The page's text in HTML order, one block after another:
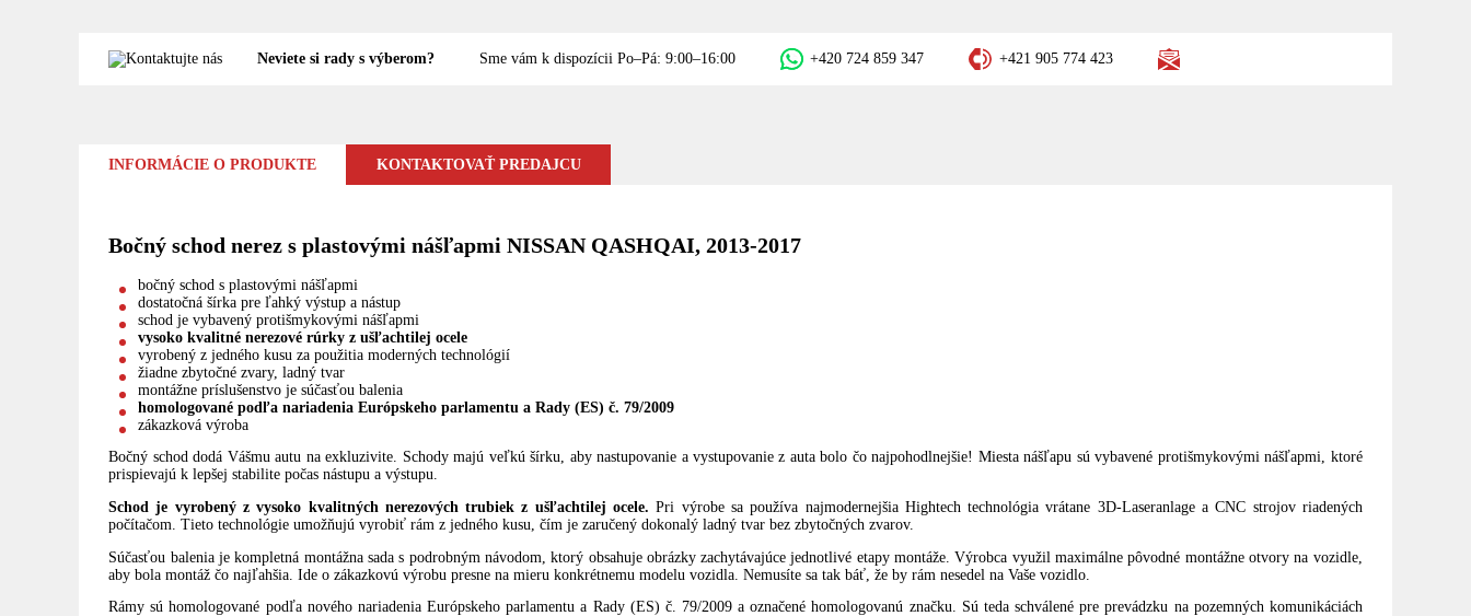
Neviete si rady s výberom? Sme vám k dispozícii Po–Pá: 9:00–16:00 +420 724 859 347 +421 905 774 423
INFORMÁCIE O PRODUKTE KONTAKTOVAŤ PREDAJCU
Bočný schod nerez s plastovými nášľapmi NISSAN QASHQAI, 2013-2017
bočný schod s plastovými nášľapmi
dostatočná šírka pre ľahký výstup a nástup
schod je vybavený protišmykovými nášľapmi
vysoko kvalitné nerezové rúrky z ušľachtilej ocele
vyrobený z jedného kusu za použitia moderných technológií
žiadne zbytočné zvary, ladný tvar
montážne príslušenstvo je súčasťou balenia
homologované podľa nariadenia Európskeho parlamentu a Rady (ES) č. 79/2009
zákazková výroba
Bočný schod dodá Vášmu autu na exkluzivite. Schody majú veľkú šírku, aby nastupovanie a vystupovanie z auta bolo čo najpohodlnejšie! Miesta nášľapu sú vybavené protišmykovými nášľapmi, ktoré
prispievajú k lepšej stabilite počas nástupu a výstupu.
Schod je vyrobený z vysoko kvalitných nerezových trubiek z ušľachtilej ocele. Pri výrobe sa používa najmodernejšia Hightech technológia vrátane 3D-Laseranlage a CNC strojov riadených
počítačom. Tieto technológie umožňujú vyrobiť rám z jedného kusu, čím je zaručený dokonalý ladný tvar bez zbytočných zvarov.
Súčasťou balenia je kompletná montážna sada s podrobným návodom, ktorý obsahuje obrázky zachytávajúce jednotlivé etapy montáže. Výrobca využil maximálne pôvodné montážne otvory na vozidle,
aby bola montáž čo najľahšia. Ide o zákazkovú výrobu presne na mieru konkrétnemu modelu vozidla. Nemusíte sa tak báť, že by rám nesedel na Vaše vozidlo.
Rámy sú homologované podľa nového nariadenia Európskeho parlamentu a Rady (ES) č. 79/2009 a označené homologovanú značku. Sú teda schválené pre prevádzku na pozemných komunikáciách